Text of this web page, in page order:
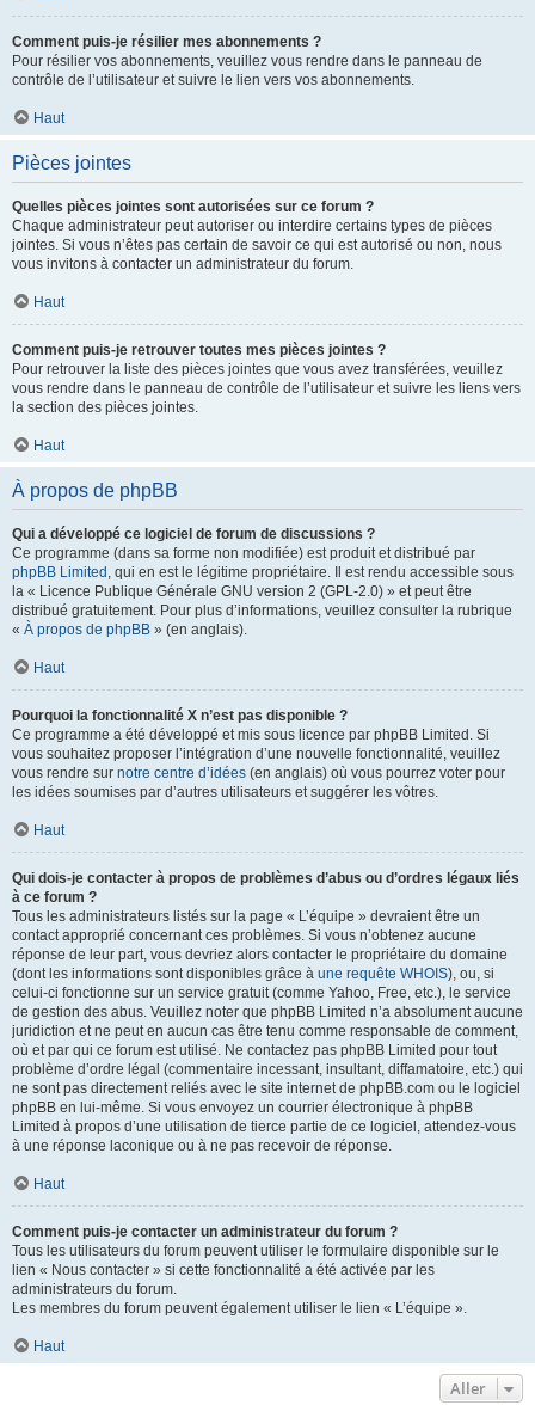
Comment puis-je résilier mes abonnements ?
Pour résilier vos abonnements, veuillez vous rendre dans le panneau de
contrôle de l’utilisateur et suivre le lien vers vos abonnements.
Haut
Pièces jointes
Quelles pièces jointes sont autorisées sur ce forum ?
Chaque administrateur peut autoriser ou interdire certains types de pièces
jointes. Si vous n’êtes pas certain de savoir ce qui est autorisé ou non, nous
vous invitons à contacter un administrateur du forum.
Haut
Comment puis-je retrouver toutes mes pièces jointes ?
Pour retrouver la liste des pièces jointes que vous avez transférées, veuillez
vous rendre dans le panneau de contrôle de l’utilisateur et suivre les liens vers
la section des pièces jointes.
Haut
À propos de phpBB
Qui a développé ce logiciel de forum de discussions ?
Ce programme (dans sa forme non modifiée) est produit et distribué par
phpBB Limited , qui en est le légitime propriétaire. Il est rendu accessible sous
la « Licence Publique Générale GNU version 2 (GPL-2.0) » et peut être
distribué gratuitement. Pour plus d’informations, veuillez consulter la rubrique
« À propos de phpBB » (en anglais).
Haut
Pourquoi la fonctionnalité X n’est pas disponible ?
Ce programme a été développé et mis sous licence par phpBB Limited. Si
vous souhaitez proposer l’intégration d’une nouvelle fonctionnalité, veuillez
vous rendre sur notre centre d’idées (en anglais) où vous pourrez voter pour
les idées soumises par d’autres utilisateurs et suggérer les vôtres.
Haut
Qui dois-je contacter à propos de problèmes d’abus ou d’ordres légaux liés
à ce forum ?
Tous les administrateurs listés sur la page « L’équipe » devraient être un
contact approprié concernant ces problèmes. Si vous n’obtenez aucune
réponse de leur part, vous devriez alors contacter le propriétaire du domaine
(dont les informations sont disponibles grâce à une requête WHOIS), ou, si
celui-ci fonctionne sur un service gratuit (comme Yahoo, Free, etc.), le service
de gestion des abus. Veuillez noter que phpBB Limited n’a absolument aucune
juridiction et ne peut en aucun cas être tenu comme responsable de comment,
où et par qui ce forum est utilisé. Ne contactez pas phpBB Limited pour tout
problème d’ordre légal (commentaire incessant, insultant, diffamatoire, etc.) qui
ne sont pas directement reliés avec le site internet de phpBB.com ou le logiciel
phpBB en lui-même. Si vous envoyez un courrier électronique à phpBB
Limited à propos d’une utilisation de tierce partie de ce logiciel, attendez-vous
à une réponse laconique ou à ne pas recevoir de réponse.
Haut
Comment puis-je contacter un administrateur du forum ?
Tous les utilisateurs du forum peuvent utiliser le formulaire disponible sur le
lien « Nous contacter » si cette fonctionnalité a été activée par les
administrateurs du forum.
Les membres du forum peuvent également utiliser le lien « L’équipe ».
Haut
Aller